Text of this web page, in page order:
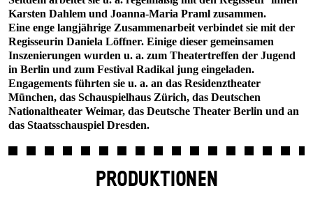
Karsten Dahlem und Joanna-Maria Praml zusammen.
Eine enge langjährige Zusammenarbeit verbindet sie mit der
Regisseurin Daniela Löffner. Einige dieser gemeinsamen
Inszenierungen wurden u. a. zum Theatertreffen der Jugend
in Berlin und zum Festival Radikal jung eingeladen.
Engagements führten sie u. a. an das Residenztheater
München, das Schauspielhaus Zürich, das Deutschen
Nationaltheater Weimar, das Deutsche Theater Berlin und an
das Staatsschauspiel Dresden.
PRODUKTIONEN